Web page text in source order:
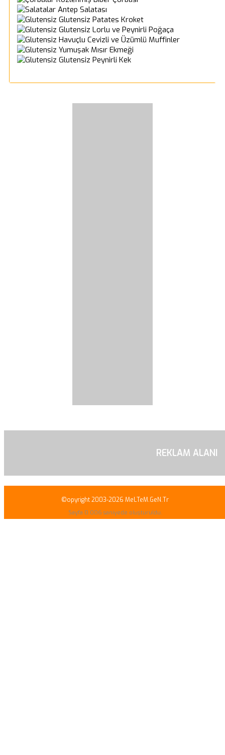
Antep Salatası
Glutensiz Patates Kroket
Glutensiz Lorlu ve Peynirli Poğaça
Havuçlu Cevizli ve Üzümlü Muffinler
Yumuşak Mısır Ekmeği
Glutensiz Peynirli Kek
REKLAM ALANI
©opyright 2003-2026 MeLTeM.GeN.Tr
Sayfa 0.006 saniyede oluşturuldu.